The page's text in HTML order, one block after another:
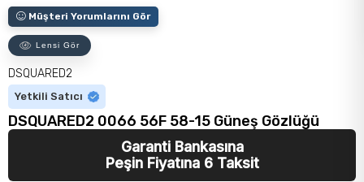
Müşteri Yorumlarını Gör
Lensi Gör
DSQUARED2
Yetkili Satıcı
DSQUARED2 0066 56F 58-15 Güneş Gözlüğü
Garanti Bankasına
Peşin Fiyatına 6 Taksit